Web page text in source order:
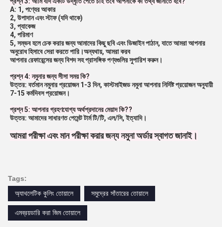
A: 1, পণ্যের আকার
2, উপাদান এবং স্টাফ (যদি থাকে)
3, প্যাকেজ
4, পরিমাণ
5, সম্ভব হলে চেক করার জন্য আমাদের কিছু ছবি এবং ডিজাইন পাঠান, যাতে আমরা আপনার
অনুরোধ হিসাবে সেরা করতে পারি।অন্যথায়, আমরা করব
আপনার রেফারেন্সের জন্য বিশদ সহ প্রাসঙ্গিক পণ্যগুলির সুপারিশ করুন।
প্রশ্ন 4: নমুনার জন্য সীসা সময় কি?
উত্তর: বর্তমান নমুনার প্রয়োজন 1-3 দিন, কাস্টমাইজড নমুনা আপনার নির্দিষ্ট প্রয়োজন অনুযায়ী
7-15 কর্মদিবস প্রয়োজন।
প্রশ্ন 5: আপনার গ্রহণযোগ্য অর্থপ্রদানের মেয়াদ কি??
উত্তর: আমাদের সাধারণত পেমেন্ট টার্ম টি/টি, এল/সি, ইত্যাদি।
আমরা পরীক্ষা এবং মান পরীক্ষা করার জন্য নমুনা অর্ডার স্বাগত জানাই।
Tags:
অ্যাথলেটিক কুলিং তোয়ালে
সমুদ্রের সাঁতারের তোয়ালে
এমব্রয়ডারি করা জিম তোয়ালে